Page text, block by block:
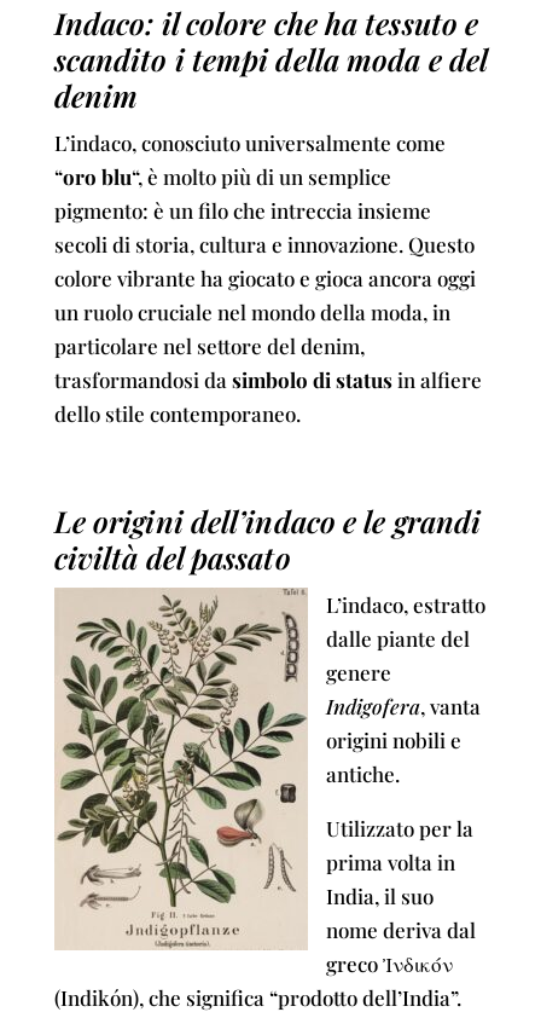
Indaco: il colore che ha tessuto e
scandito i tempi della moda e del
denim
L’indaco, conosciuto universalmente come
“oro blu“, è molto più di un semplice
pigmento: è un filo che intreccia insieme
secoli di storia, cultura e innovazione. Questo
colore vibrante ha giocato e gioca ancora oggi
un ruolo cruciale nel mondo della moda, in
particolare nel settore del denim,
trasformandosi da simbolo di statusin alfiere
dello stile contemporaneo.
Le origini dell’indaco e le grandi
civiltà del passato
L’indaco, estratto
dalle piante del
genere
Indigofera, vanta
origini nobili e
antiche.
Utilizzato per la
prima volta in
India, il suo
nome deriva dal
greco Ἰνδικόν
(Indikón), che significa “prodotto dell’India”.